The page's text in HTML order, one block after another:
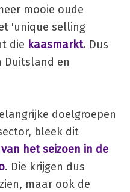
mooie oude
'unique selling
die kaasmarkt. Dus
Duitsland en
doelgroepen
bleek dit
het seizoen in de
. Die krijgen dus
maar ook de